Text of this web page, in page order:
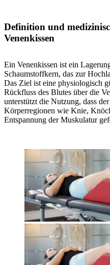
Definition und
Venenkissen
Ein Venenkissen ist ein
Schaumstoffkern, das zur
Das Ziel ist eine physiologisch
Rückfluss des Blutes über die
unterstützt die Nutzung, dass
Körperregionen wie Knie,
Entspannung der Muskulatur